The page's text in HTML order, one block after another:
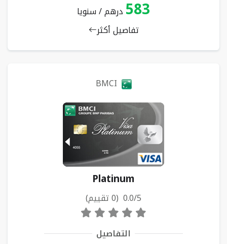
583 درهم / سنويا
تفاصيل أكثر
BMCI
Platinum
0.0/5 (0 تقييم)
التفاصيل